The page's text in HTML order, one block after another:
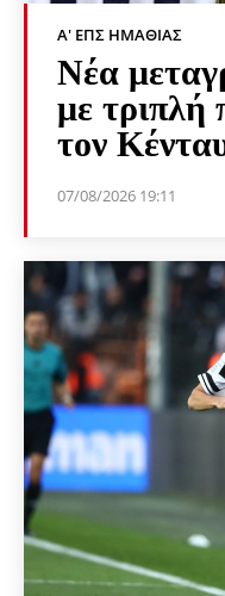
Α' ΕΠΣ ΗΜΑΘΊΑΣ
Νέα
με τριπλή
τον
07/08/2026 19:11